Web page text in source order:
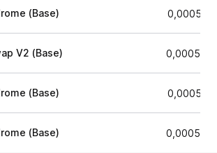
(Base)
V2 (Base)
(Base)
(Base)